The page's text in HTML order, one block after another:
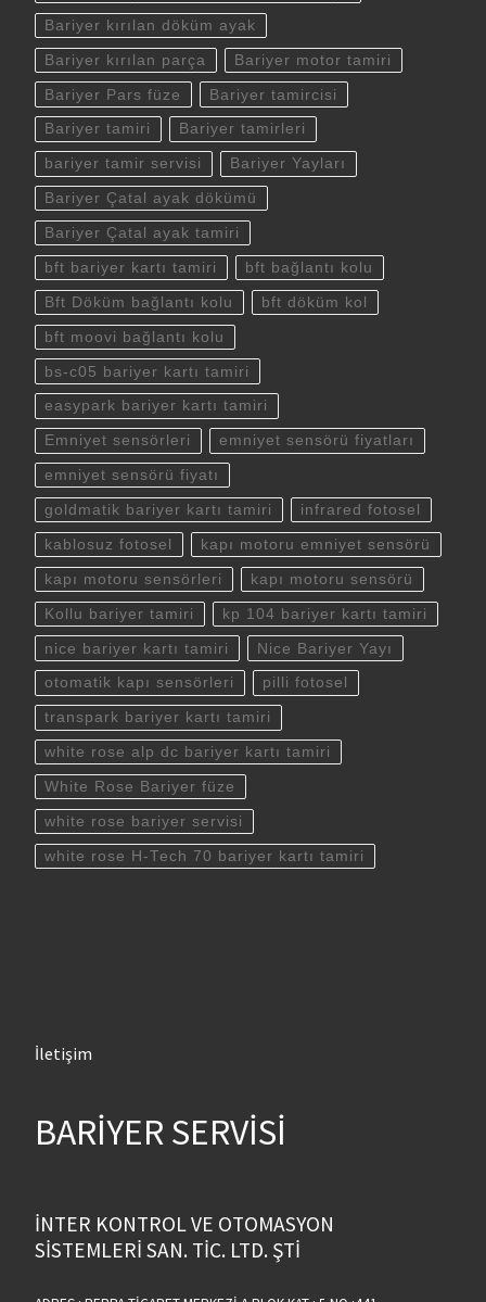
Bariyer kırılan döküm ayak
Bariyer kırılan parça Bariyer motor tamiri
Bariyer Pars füze Bariyer tamircisi
Bariyer tamiri Bariyer tamirleri
bariyer tamir servisi Bariyer Yayları
Bariyer Çatal ayak dökümü
Bariyer Çatal ayak tamiri
bft bariyer kartı tamiri bft bağlantı kolu
Bft Döküm bağlantı kolu bft döküm kol
bft moovi bağlantı kolu
bs-c05 bariyer kartı tamiri
easypark bariyer kartı tamiri
Emniyet sensörleri emniyet sensörü fiyatları
emniyet sensörü fiyatı
goldmatik bariyer kartı tamiri infrared fotosel
kablosuz fotosel kapı motoru emniyet sensörü
kapı motoru sensörleri kapı motoru sensörü
Kollu bariyer tamiri kp 104 bariyer kartı tamiri
nice bariyer kartı tamiri Nice Bariyer Yayı
otomatik kapı sensörleri pilli fotosel
transpark bariyer kartı tamiri
white rose alp dc bariyer kartı tamiri
White Rose Bariyer füze
white rose bariyer servisi
white rose H-Tech 70 bariyer kartı tamiri
İletişim
BARİYER SERVİSİ
İNTER KONTROL VE OTOMASYON
SİSTEMLERİ SAN. TİC. LTD. ŞTİ